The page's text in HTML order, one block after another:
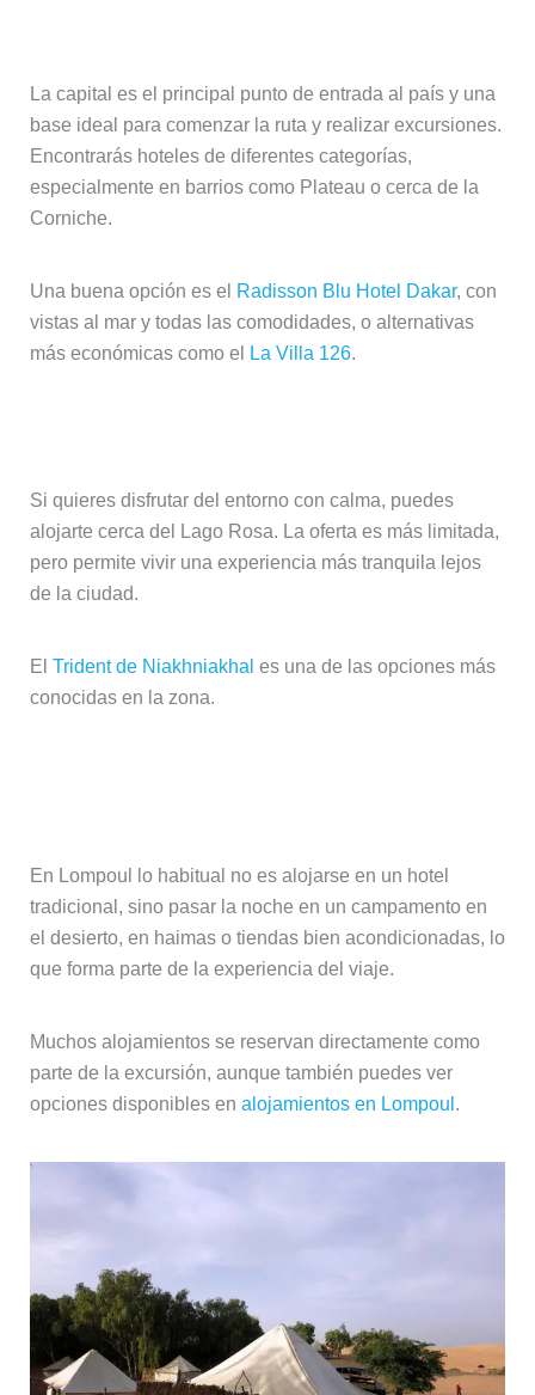
La capital es el principal punto de entrada al país y una
base ideal para comenzar la ruta y realizar excursiones.
Encontrarás hoteles de diferentes categorías,
especialmente en barrios como Plateau o cerca de la
Corniche.
Una buena opción es el Radisson Blu Hotel Dakar, con
vistas al mar y todas las comodidades, o alternativas
más económicas como el
La Villa 126.
Si quieres disfrutar del entorno con calma, puedes
alojarte cerca del Lago Rosa. La oferta es más limitada,
pero permite vivir una experiencia más tranquila lejos
de la ciudad.
El Trident de Niakhniakhal es una de las opciones más
conocidas en la zona.
En Lompoul lo habitual no es alojarse en un hotel
tradicional, sino pasar la noche en un campamento en
el desierto, en haimas o tiendas bien acondicionadas, lo
que forma parte de la experiencia del viaje.
Muchos alojamientos se reservan directamente como
parte de la excursión, aunque también puedes ver
opciones disponibles en alojamientos en Lompoul .